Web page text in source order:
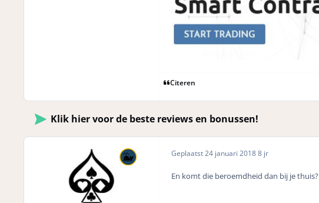
Citeren
Klik hier voor de beste reviews en bonussen!
Geplaatst24 januari 20188 jr
En komt die beroemdheid dan bij je thuis?